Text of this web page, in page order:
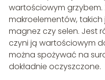
wartościowym grzybem.
makroelementów, takich
magnez czy selen. Jest
czyni ją wartościowym
można spożywać na
dokładnie oczyszczone.